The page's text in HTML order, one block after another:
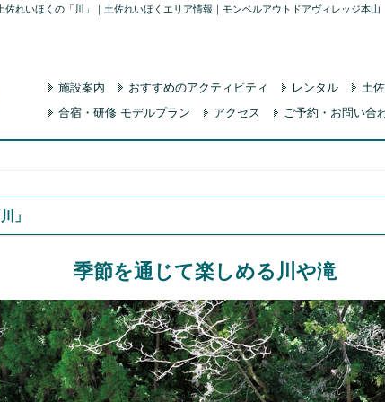
佐れいほくの「川」｜土佐れいほくエリア情報｜モンベルアウトドアヴィレッジ本山
施設案内 おすすめのアクティビティ レンタル
土
合宿・研修 モデルプラン
アクセス ご予約・お問い合
」
季節を通じて楽しめる川や滝